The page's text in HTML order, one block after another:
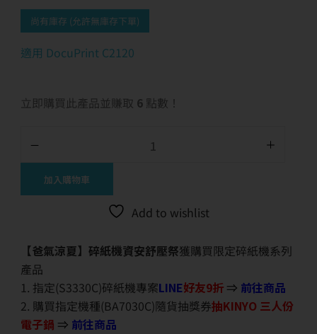
尚有庫存 (允許無庫存下單)
適用 DocuPrint C2120
立即購買此產品並賺取 6 點數！
加入購物車
Add to wishlist
【爸氣涼夏】碎紙機資安舒壓祭獲購買限定碎紙機系列
產品
1. 指定(S3330C)碎紙機專案LINE好友9折 ⇒ 前往商品
2. 購買指定機種(BA7030C)隨貨抽獎券抽KINYO 三人份
電子鍋 ⇒ 前往商品